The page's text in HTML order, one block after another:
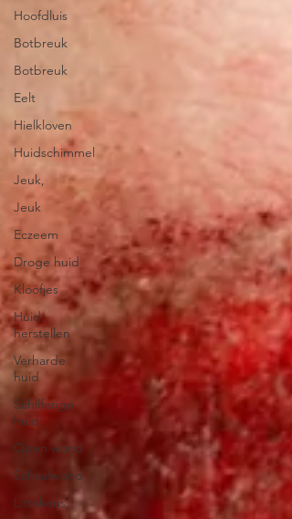
Hoofdluis
Botbreuk
Botbreuk
Eelt
Hielkloven
Huidschimmel
Jeuk,
Jeuk
Eczeem
Droge huid
Kloofjes
Huid
herstellen
Verharde
huid
Schilferige
huid
Open wond
Schaafwond
Littekens